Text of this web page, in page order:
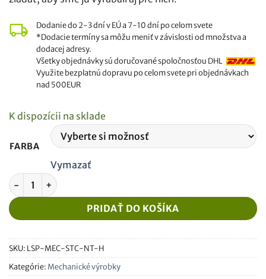
Dodanie do 2-3 dní v EÚ a 7-10 dní po celom svete
*Dodacie termíny sa môžu meniť v závislosti od množstva a
dodacej adresy.
Všetky objednávky sú doručované spoločnosťou DHL
Využite bezplatnú dopravu po celom svete pri objednávkach
nad 500EUR
K dispozícii na sklade
FARBA
Vymazať
množstvo tlačiarní PCB - Natur
PRIDAŤ DO KOŠÍKA
SKU: LSP-MEC-STC-NT-H
Kategórie: Mechanické výrobky